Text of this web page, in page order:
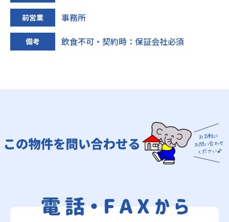
前営業 事務所
備考 飲食不可・契約時：保証会社必須